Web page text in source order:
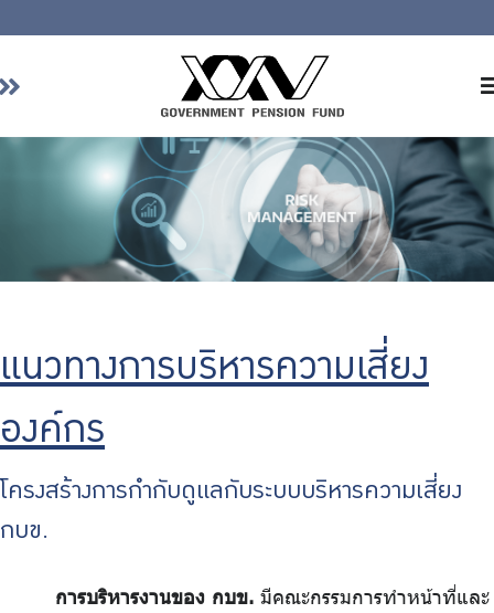
Home
Contact Us
ไทย | Eng
แนวทางการบริหารความเสี่ยง
องค์กร
โครงสร้างการกำกับดูแลกับระบบบริหารความเสี่ยง
กบข.
การบริหารงานของ กบข. มีคณะกรรมการทำหน้าที่และ